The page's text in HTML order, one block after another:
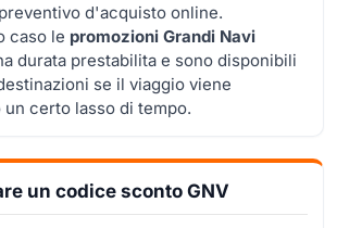
d'acquisto online.
caso le promozioni Grandi Navi
durata prestabilita e sono disponibili
se il viaggio viene
certo lasso di tempo.
un codice sconto GNV